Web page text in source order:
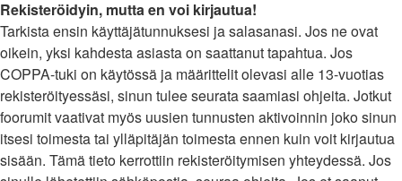
Rekisteröidyin, mutta en voi kirjautua!
Tarkista ensin käyttäjätunnuksesi ja salasanasi. Jos ne ovat
oikein, yksi kahdesta asiasta on saattanut tapahtua. Jos
COPPA-tuki on käytössä ja määrittelit olevasi alle 13-vuotias
rekisteröityessäsi, sinun tulee seurata saamiasi ohjeita. Jotkut
foorumit vaativat myös uusien tunnusten aktivoinnin joko sinun
itsesi toimesta tai ylläpitäjän toimesta ennen kuin voit kirjautua
sisään. Tämä tieto kerrottiin rekisteröitymisen yhteydessä. Jos